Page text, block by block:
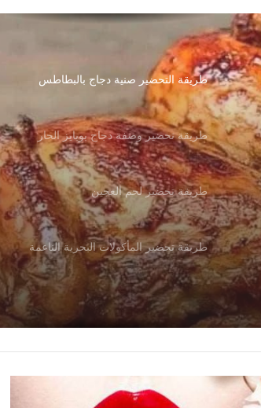
طريقة التحضير صنية دجاج بالبطاطس
طريقة تحضير وصفة دجاج بوبايز الحار
طريقة تحضير لحم العجين
طريقة تحضير المأكولات البحرية الناعمة